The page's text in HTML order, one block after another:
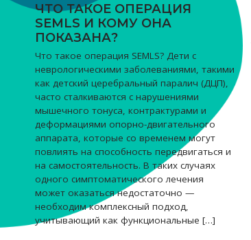
ЧТО ТАКОЕ ОПЕРАЦИЯ
SEMLS И КОМУ ОНА
ПОКАЗАНА?
Что такое операция SEMLS? Дети с
неврологическими заболеваниями, такими
как детский церебральный паралич (ДЦП),
часто сталкиваются с нарушениями
мышечного тонуса, контрактурами и
деформациями опорно-двигательного
аппарата, которые со временем могут
повлиять на способность передвигаться и
на самостоятельность. В таких случаях
одного симптоматического лечения
может оказаться недостаточно —
необходим комплексный подход,
учитывающий как функциональные […]